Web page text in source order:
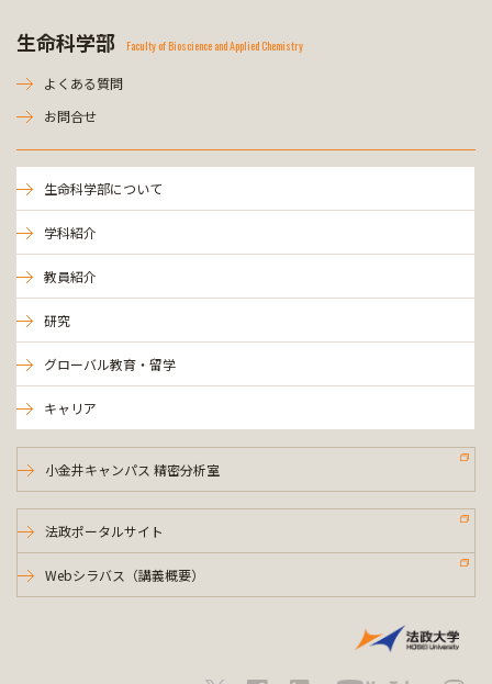
生命科学部 Faculty of Bioscience and Applied Chemistry
よくある質問
お問合せ
生命科学部について
学科紹介
教員紹介
研究
グローバル教育・留学
キャリア
小金井キャンパス 精密分析室
法政ポータルサイト
Webシラバス（講義概要）